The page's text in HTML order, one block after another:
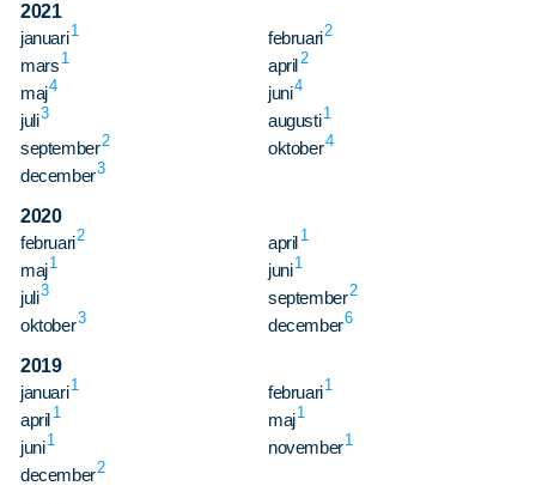
2021
januari1 februari2
mars 1 april2
maj4 juni4
juli3 augusti1
september2 oktober4
december3
2020
februari2 april 1
maj1 juni1
juli3 september2
oktober3 december6
2019
januari1 februari1
april 1 maj1
juni1 november1
december2